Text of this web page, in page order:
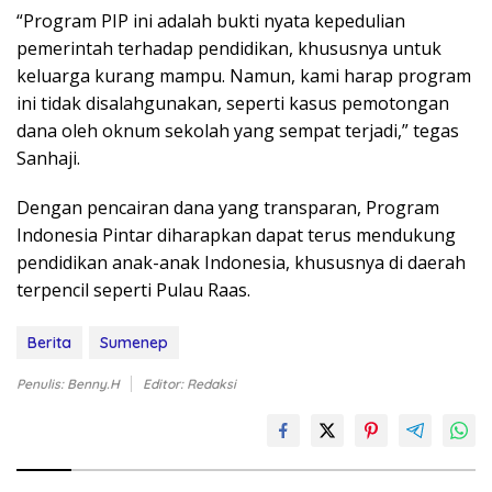
“Program PIP ini adalah bukti nyata kepedulian
pemerintah terhadap pendidikan, khususnya untuk
keluarga kurang mampu. Namun, kami harap program
ini tidak disalahgunakan, seperti kasus pemotongan
dana oleh oknum sekolah yang sempat terjadi,” tegas
Sanhaji.
Dengan pencairan dana yang transparan, Program
Indonesia Pintar diharapkan dapat terus mendukung
pendidikan anak-anak Indonesia, khususnya di daerah
terpencil seperti Pulau Raas.
Berita Sumenep
Penulis: Benny.H Editor: Redaksi